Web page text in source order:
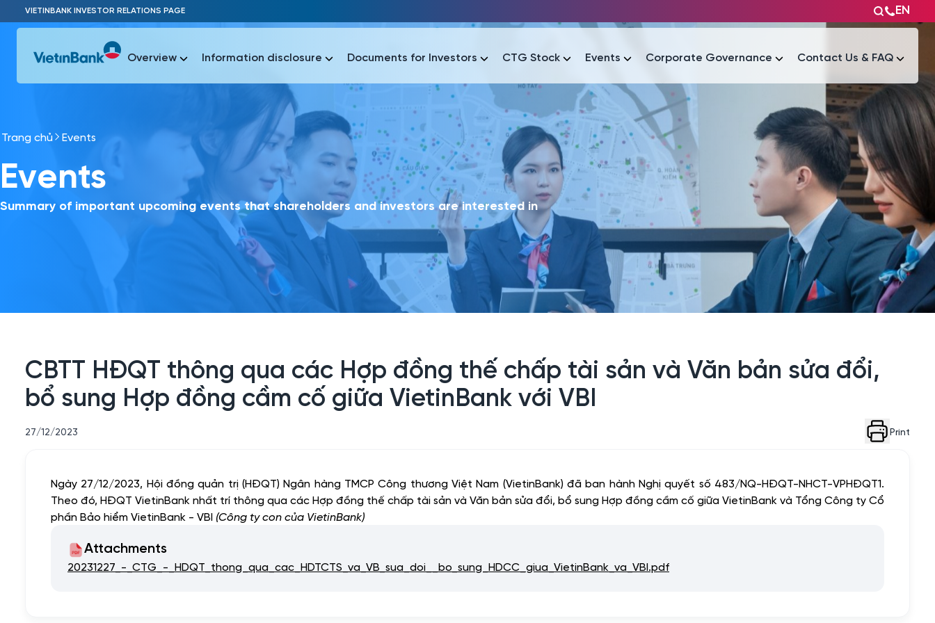
Skip to Main Content
VIETINBANK INVESTOR RELATIONS PAGE EN
Most Popular
Báo cáo tài chính Thông tin giao dịch Công bố thông tin Sự kiện
Overview Information disclosure Documents for Investors CTG Stock Events Corporate Governance Contact Us & FAQ
Most Popular
Thông tin giao dịch Công bố thông tin Tài liệu
Trang chủ Events
Events
Summary of important upcoming events that shareholders and investors are interested in
CBTT HĐQT thông qua các Hợp đồng thế chấp tài sản và Văn bản sửa đổi,
bổ sung Hợp đồng cầm cố giữa VietinBank với VBI
27/12/2023 Print
Ngày 27/12/2023, Hội đồng quản trị (HĐQT) Ngân hàng TMCP Công thương Việt Nam (VietinBank) đã ban hành Nghị quyết số 483/NQ-HĐQT-NHCT-VPHĐQT1.
Theo đó, HĐQT VietinBank nhất trí thông qua các Hợp đồng thế chấp tài sản và Văn bản sửa đổi, bổ sung Hợp đồng cầm cố giữa VietinBank và Tổng Công ty Cổ
phần Bảo hiểm VietinBank - VBI (Công ty con của VietinBank)
Attachments
20231227_-_CTG_-_HDQT_thong_qua_cac_HDTCTS_va_VB_sua_doi__bo_sung_HDCC_giua_VietinBank_va_VBI.pdf